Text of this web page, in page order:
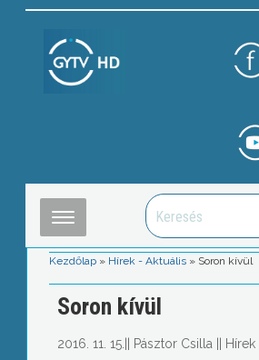
Kezdőlap » Hírek - Aktuális » Soron kívül
Soron kívül
2016. 11. 15. Pásztor Csilla